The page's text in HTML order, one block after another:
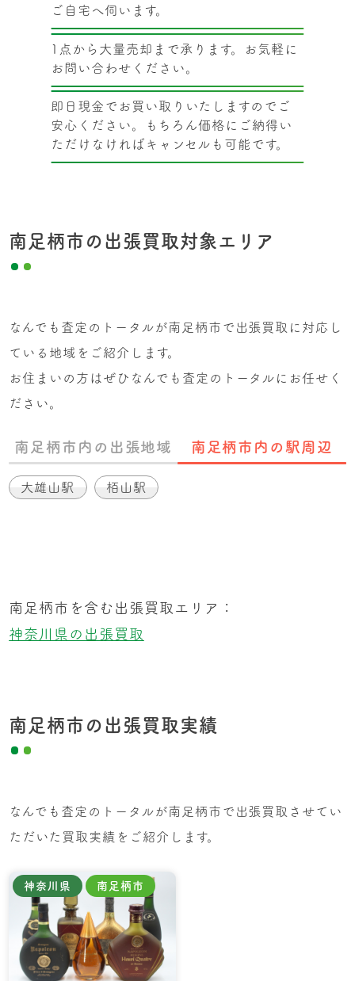
ご自宅へ伺います。
1点から大量売却まで承ります。お気軽に
お問い合わせください。
即日現金でお買い取りいたしますのでご
安心ください。もちろん価格にご納得い
ただけなければキャンセルも可能です。
南足柄市の出張買取対象エリア
なんでも査定のトータルが南足柄市で出張買取に対応し
ている地域をご紹介します。
お住まいの方はぜひなんでも査定のトータルにお任せく
ださい。
南足柄市内の出張地域 南足柄市内の駅周辺
大雄山駅 栢山駅
南足柄市を含む出張買取エリア：
神奈川県の出張買取
南足柄市の出張買取実績
なんでも査定のトータルが南足柄市で出張買取させてい
ただいた買取実績をご紹介します。
神奈川県 南足柄市